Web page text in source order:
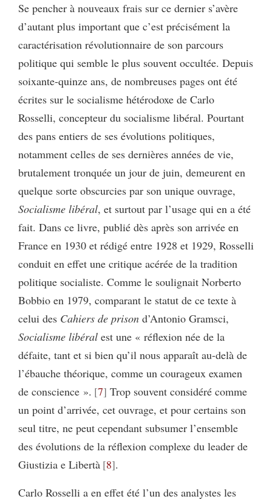
Se pencher à nouveaux frais sur ce dernier s’avère
d’autant plus important que c’est précisément la
caractérisation révolutionnaire de son parcours
politique qui semble le plus souvent occultée. Depuis
soixante-quinze ans, de nombreuses pages ont été
écrites sur le socialisme hétérodoxe de Carlo
Rosselli, concepteur du socialisme libéral. Pourtant
des pans entiers de ses évolutions politiques,
notamment celles de ses dernières années de vie,
brutalement tronquée un jour de juin, demeurent en
quelque sorte obscurcies par son unique ouvrage,
Socialisme libéral, et surtout par l’usage qui en a été
fait. Dans ce livre, publié dès après son arrivée en
France en 1930 et rédigé entre 1928 et 1929, Rosselli
conduit en effet une critique acérée de la tradition
politique socialiste. Comme le soulignait Norberto
Bobbio en 1979, comparant le statut de ce texte à
celui des Cahiers de prison d’Antonio Gramsci,
Socialisme libéral est une « réflexion née de la
défaite, tant et si bien qu’il nous apparaît au-delà de
l’ébauche théorique, comme un courageux examen
de conscience ». 7 Trop souvent considéré comme
un point d’arrivée, cet ouvrage, et pour certains son
seul titre, ne peut cependant subsumer l’ensemble
des évolutions de la réflexion complexe du leader de
Giustizia e Libertà 8 .
Carlo Rosselli a en effet été l’un des analystes les